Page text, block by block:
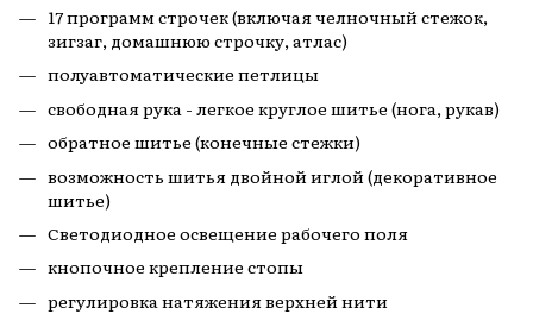
17 программ строчек (включая челночный стежок,
зигзаг, домашнюю строчку, атлас)
полуавтоматические петлицы
свободная рука - легкое круглое шитье (нога, рукав)
обратное шитье (конечные стежки)
возможность шитья двойной иглой (декоративное
шитье)
Светодиодное освещение рабочего поля
кнопочное крепление стопы
регулировка натяжения верхней нити